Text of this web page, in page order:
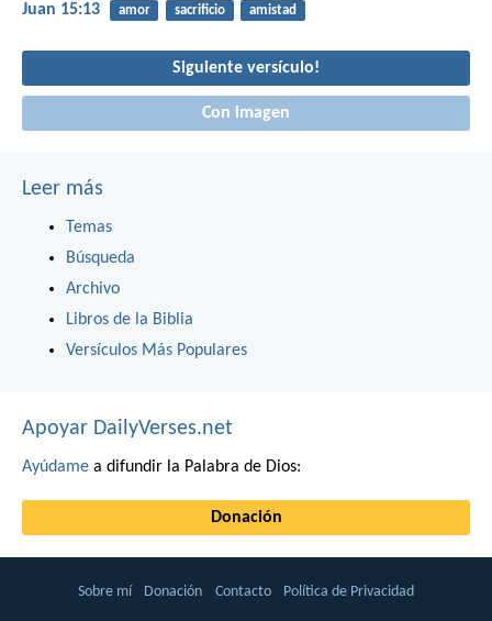
Juan 15:13 amor sacrificio amistad
Siguiente versículo!
Con imagen
Leer más
Temas
Búsqueda
Archivo
Libros de la Biblia
Versículos Más Populares
Apoyar DailyVerses.net
Ayúdame a difundir la Palabra de Dios:
Donación
Sobre mí Donación Contacto Política de Privacidad